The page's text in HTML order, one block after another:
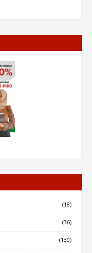
(18)
(36)
(130)